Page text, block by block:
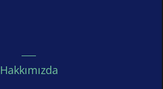
Hakkımızda